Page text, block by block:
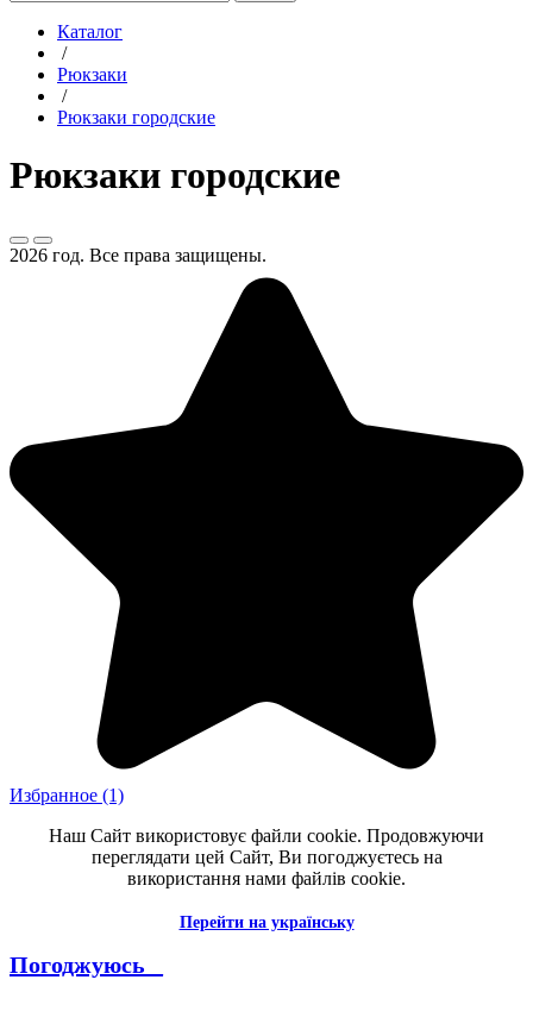
Каталог
/
Рюкзаки
/
Рюкзаки городские
Рюкзаки городские
2026 год. Все права защищены.
Избранное (1)
Наш Сайт використовує файли cookie. Продовжуючи
переглядати цей Сайт, Ви погоджуєтесь на
використання нами файлів cookie.
Перейти на українську
Погоджуюсь _